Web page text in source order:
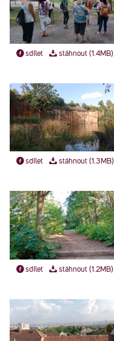
sdílet stáhnout (1.4MB)
sdílet stáhnout (1.3MB)
sdílet stáhnout (1.2MB)